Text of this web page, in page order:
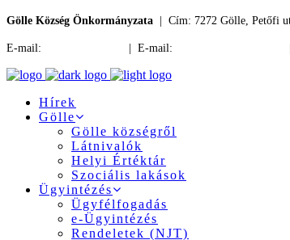
Gölle Község Önkormányzata | Cím: 7272 Gölle, Petőfi
E-mail: | E-mail:
Hírek
Gölle
Gölle községről
Látnivalók
Helyi Értéktár
Szociális lakások
Ügyintézés
Ügyfélfogadás
e-Ügyintézés
Rendeletek (NJT)